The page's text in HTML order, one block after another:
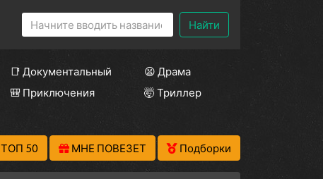
Найти
📑 Документальный
😫 Драма
🎒 Приключения
🤯 Триллер
ТОП 50 МНЕ ПОВЕЗЕТ Подборки